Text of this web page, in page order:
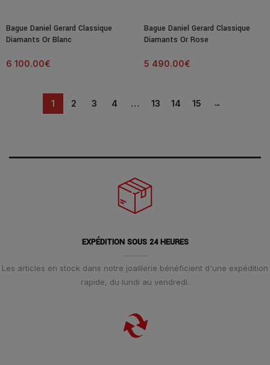
Bague Daniel Gerard Classique
Diamants Or Blanc
6 100.00€
Bague Daniel Gerard Classique
Diamants Or Rose
5 490.00€
1 2 3 4 … 13 14 15 →
EXPÉDITION SOUS 24 HEURES
Les articles en stock dans notre joaillerie bénéficient d'une expédition
rapide, du lundi au vendredi.